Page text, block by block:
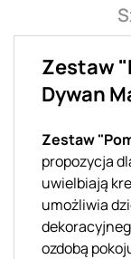
Zestaw
Dywan
Zestaw
propozycja
uwielbiają
umożliwia
ozdobą